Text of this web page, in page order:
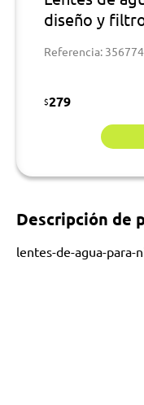
diseño y
Referencia: 356774
$279
Descripción de
lentes-de-agua-para-